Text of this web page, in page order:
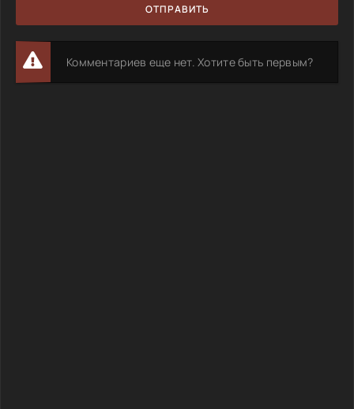
ОТПРАВИТЬ
Комментариев еще нет. Хотите быть первым?